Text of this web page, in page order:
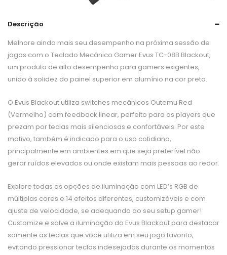
Descrição
Melhore ainda mais seu desempenho na próxima sessão de
jogos com o Teclado Mecânico Gamer Evus TC-08B Blackout,
um produto de alto desempenho para gamers exigentes,
unido à solidez do painel superior em alumínio na cor preta.
O Evus Blackout utiliza switches mecânicos Outemu Red
(Vermelho) com feedback linear, perfeito para os players que
prezam por teclas mais silenciosas e confortáveis. Por este
motivo, também é indicado para o uso cotidiano,
principalmente em ambientes em que seja preferível não
gerar ruídos elevados ou onde existam mais pessoas ao redor.
Explore todas as opções de iluminação com LED’s RGB de
múltiplas cores e 14 efeitos diferentes, customizáveis e com
ajuste de velocidade, se adequando ao seu setup gamer!
Customize e salve a iluminação do Evus Blackout para destacar
somente as teclas que você utiliza em seu jogo favorito,
evitando pressionar teclas indesejadas durante os momentos